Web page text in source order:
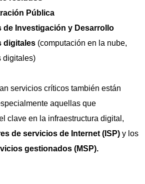
Pública
de Investigación y Desarrollo
digitales (computación en la nube,
digitales)
servicios críticos también están
aquellas que
clave en la infraestructura digital,
de servicios de Internet (ISP) y los
gestionados (MSP).